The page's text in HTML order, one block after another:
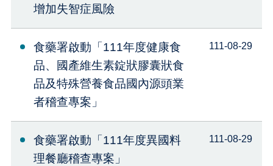
增加失智症風險
食藥署啟動「111年度健康食
品、國產維生素錠狀膠囊狀食
品及特殊營養食品國內源頭業
者稽查專案」
111-08-29
食藥署啟動「111年度異國料
理餐廳稽查專案」
111-08-29